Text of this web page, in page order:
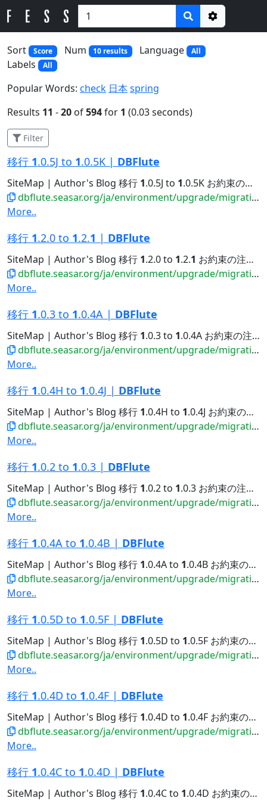
Options
Sort
Score Num 10 results Language All
Labels All
Popular Words: check 日本spring
Results 11 -20 of594for 1 (0.03 seconds)
Filter
移行 1.0.5J to 1.0.5K | DBFlute
SiteMap | Author's Blog 移行 1.0.5J to 1.0.5K お約束の注意点 環境上の注意点 実装上の注意点...
dbflute.seasar.org/ja/environment/upgrade/migration/migrate105Jto105K.html
More..
移行 1.2.0 to 1.2.1 | DBFlute
SiteMap | Author's Blog 移行 1.2.0 to 1.2.1 お約束の注意点 環境上の注意点 AlterCheck,...
dbflute.seasar.org/ja/environment/upgrade/migration/migrate120to121.html
More..
移行 1.0.3 to 1.0.4A | DBFlute
SiteMap | Author's Blog 移行 1.0.3 to 1.0.4A お約束の注意点 環境上の注意点 Rep...
dbflute.seasar.org/ja/environment/upgrade/migration/migrate103to104A.html
More..
移行 1.0.4H to 1.0.4J | DBFlute
SiteMap | Author's Blog 移行 1.0.4H to 1.0.4J お約束の注意点 環境上の注意点 ソースコードのデフォルト改行コードをLFに...
dbflute.seasar.org/ja/environment/upgrade/migration/migrate104Hto104J.html
More..
移行 1.0.2 to 1.0.3 | DBFlute
SiteMap | Author's Blog 移行 1.0.2 to 1.0.3 お約束の注意点 環境上の注意点 Inne...
dbflute.seasar.org/ja/environment/upgrade/migration/migrate102to103.html
More..
移行 1.0.4A to 1.0.4B | DBFlute
SiteMap | Author's Blog 移行 1.0.4A to 1.0.4B お約束の注意点 環境上の注意点 実装上の注意点...
dbflute.seasar.org/ja/environment/upgrade/migration/migrate104Ato104B.html
More..
移行 1.0.5D to 1.0.5F | DBFlute
SiteMap | Author's Blog 移行 1.0.5D to 1.0.5F お約束の注意点 環境上の注意点 実装上の注意点...Databaseのアップグレード 同梱している H2 Database のバージョンが
dbflute.seasar.org/ja/environment/upgrade/migration/migrate105Dto105F.html
More..
移行 1.0.4D to 1.0.4F | DBFlute
SiteMap | Author's Blog 移行 1.0.4D to 1.0.4F お約束の注意点 環境上の注意点 実装上の注意点...
dbflute.seasar.org/ja/environment/upgrade/migration/migrate104Dto104F.html
More..
移行 1.0.4C to 1.0.4D | DBFlute
SiteMap | Author's Blog 移行 1.0.4C to 1.0.4D お約束の注意点 環境上の注意点 DBコ...